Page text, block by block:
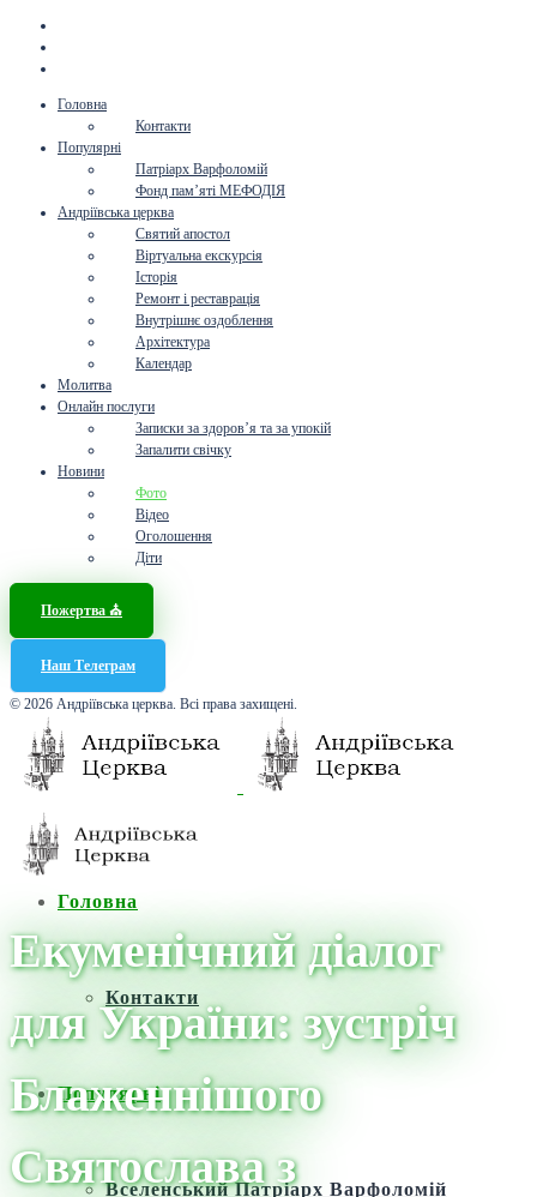
Головна
Контакти
Популярні
Патріарх Варфоломій
Фонд пам’яті МЕФОДІЯ
Андріївська церква
Святий апостол
Віртуальна екскурсія
Історія
Ремонт і реставрація
Внутрішнє оздоблення
Архітектура
Календар
Молитва
Онлайн послуги
Записки за здоров’я та за упокій
Запалити свічку
Новини
Фото
Відео
Оголошення
Діти
Пожертва ⛪️
Наш Телеграм
© 2026 Андріївська церква. Всі права захищені.
Головна
Контакти
Популярні
Вселенський Патріарх Варфоломій
Екуменічний діалог
для України: зустріч
Блаженнішого
Святослава з